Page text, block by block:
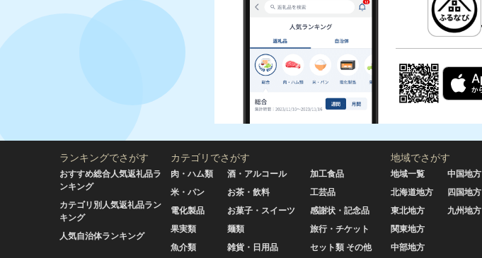
ランキングでさがす
おすすめ総合人気返礼品ラ
ンキング
カテゴリ別人気返礼品ラン
キング
人気自治体ランキング
カテゴリでさがす
肉・ハム類
米・パン
電化製品
果実類
魚介類
酒・アルコール
お茶・飲料
お菓子・スイーツ
麺類
雑貨・日用品
加工食品
工芸品
感謝状・記念品
旅行・チケット
セット類 その他
地域でさがす
地域一覧
北海道地方
東北地方
関東地方
中部地方
中国地方
四国地方
九州地方